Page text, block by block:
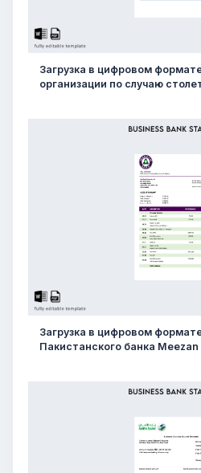
Загрузка в цифровом
организации по случаю
Загрузка в цифровом
Пакистанского банка